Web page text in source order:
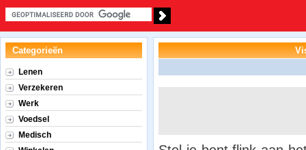
Categorieën
Lenen
Verzekeren
Werk
Voedsel
Medisch